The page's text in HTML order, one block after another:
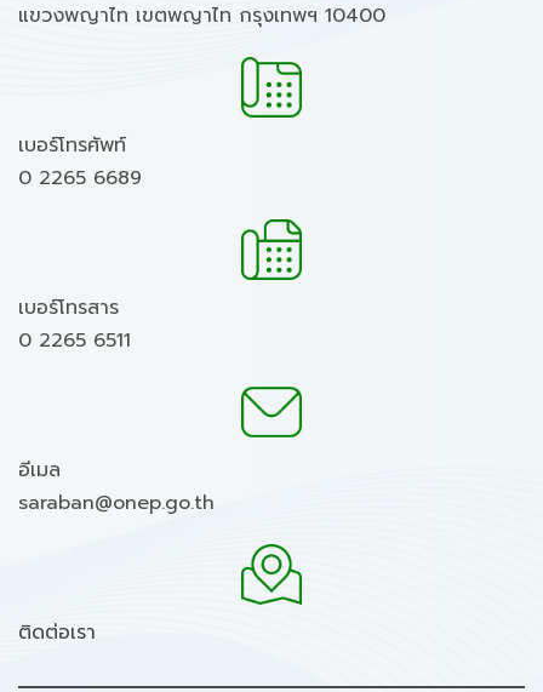
แขวงพญาไท เขตพญาไท กรุงเทพฯ 10400
เบอร์โทรศัพท์
0 2265 6689
เบอร์โทรสาร
0 2265 6511
อีเมล
saraban@onep.go.th
ติดต่อเรา